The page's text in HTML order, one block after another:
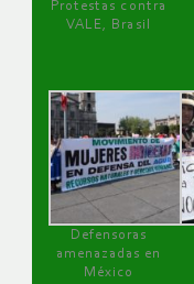
Protestas contra
VALE, Brasil
Defensoras
amenazadas en
México